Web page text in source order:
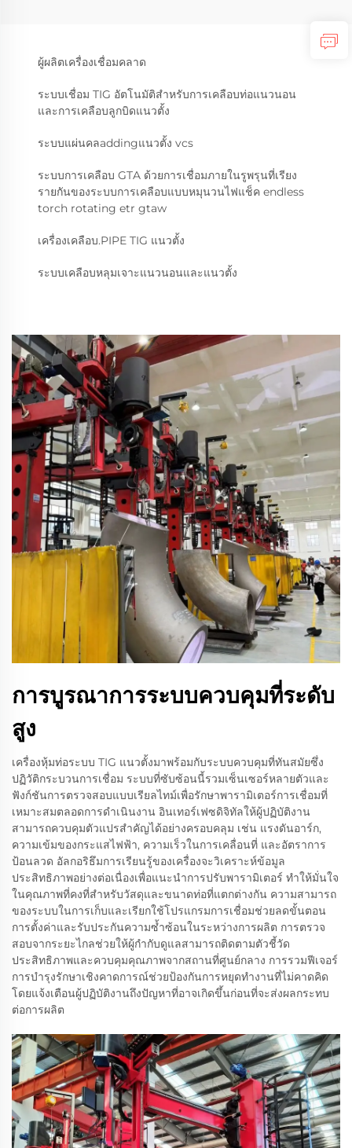
ผู้ผลิตเครื่องเชื่อมคลาด
ระบบเชื่อม TIG อัตโนมัติสำหรับการเคลือบท่อแนวนอน
และการเคลือบลูกบิดแนวตั้ง
ระบบแผ่นคลaddingแนวตั้ง vcs
ระบบการเคลือบ GTA ด้วยการเชื่อมภายในรูพรุนที่เรียง
รายกันของระบบการเคลือบแบบหมุนวนไฟแช็ค endless
torch rotating etr gtaw
เครื่องเคลือบ.PIPE TIG แนวตั้ง
ระบบเคลือบหลุมเจาะแนวนอนและแนวตั้ง
การบูรณาการระบบควบคุมที่ระดับ
สูง
เครื่องหุ้มท่อระบบ TIG แนวตั้งมาพร้อมกับระบบควบคุมที่ทันสมัยซึ่ง
ปฏิวัติกระบวนการเชื่อม ระบบที่ซับซ้อนนี้รวมเซ็นเซอร์หลายตัวและ
ฟังก์ชันการตรวจสอบแบบเรียลไทม์เพื่อรักษาพารามิเตอร์การเชื่อมที่
เหมาะสมตลอดการดำเนินงาน อินเทอร์เฟซดิจิทัลให้ผู้ปฏิบัติงาน
สามารถควบคุมตัวแปรสำคัญได้อย่างครอบคลุม เช่น แรงดันอาร์ก,
ความเข้มของกระแสไฟฟ้า, ความเร็วในการเคลื่อนที่ และอัตราการ
ป้อนลวด อัลกอริธึมการเรียนรู้ของเครื่องจะวิเคราะห์ข้อมูล
ประสิทธิภาพอย่างต่อเนื่องเพื่อแนะนำการปรับพารามิเตอร์ ทำให้มั่นใจ
ในคุณภาพที่คงที่สำหรับวัสดุและขนาดท่อที่แตกต่างกัน ความสามารถ
ของระบบในการเก็บและเรียกใช้โปรแกรมการเชื่อมช่วยลดขั้นตอน
การตั้งค่าและรับประกันความซ้ำซ้อนในระหว่างการผลิต การตรวจ
สอบจากระยะไกลช่วยให้ผู้กำกับดูแลสามารถติดตามตัวชี้วัด
ประสิทธิภาพและควบคุมคุณภาพจากสถานที่ศูนย์กลาง การรวมฟีเจอร์
การบำรุงรักษาเชิงคาดการณ์ช่วยป้องกันการหยุดทำงานที่ไม่คาดคิด
โดยแจ้งเตือนผู้ปฏิบัติงานถึงปัญหาที่อาจเกิดขึ้นก่อนที่จะส่งผลกระทบ
ต่อการผลิต